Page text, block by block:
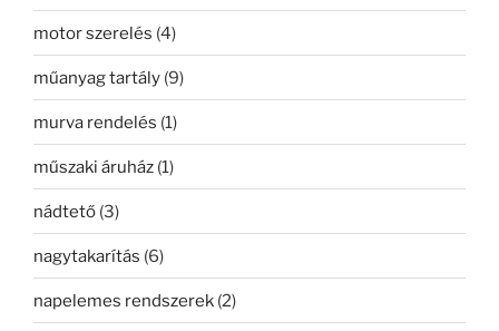
motor szerelés (4)
műanyag tartály (9)
murva rendelés (1)
műszaki áruház (1)
nádtető (3)
nagytakarítás (6)
napelemes rendszerek (2)